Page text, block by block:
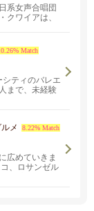
系女声合唱団
クワイアは、
Match
ティのバレエ
まで、未経験
メ 8.22% Match
広めていきま
、ロサンゼル